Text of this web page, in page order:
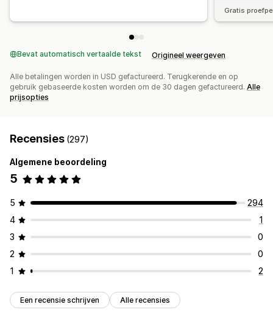
Gratis
Bevat automatisch vertaalde tekst Origineel weergeven
Alle betalingen worden in USD gefactureerd. Terugkerende en op
gebruik gebaseerde kosten worden om de 30 dagen gefactureerd. Alle
prijsopties
Recensies (297)
Algemene beoordeling
5
5
294
4
1
3
0
2
0
1
2
Een recensie schrijven Alle recensies